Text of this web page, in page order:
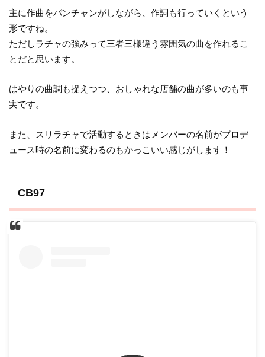
主に作曲をバンチャンがしながら、作詞も行っていくという
形ですね。
ただしラチャの強みって三者三様違う雰囲気の曲を作れるこ
とだと思います。
はやりの曲調も捉えつつ、おしゃれな店舗の曲が多いのも事
実です。
また、スリラチャで活動するときはメンバーの名前がプロデ
ュース時の名前に変わるのもかっこいい感じがします！
CB97